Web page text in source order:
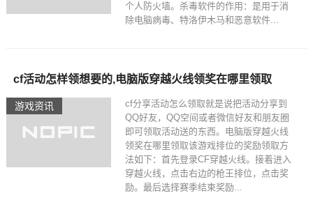
个人防火墙。杀毒软件的作用：是用于消
除电脑病毒、特洛伊木马和恶意软件...
游戏资讯
cf活动怎样领想要的,电脑版穿越火线领奖在哪里领取
cf分享活动怎么领取就是说把活动分享到
QQ好友，QQ空间或者微信好友和朋友圈
即可领取活动送的东西。电脑版穿越火线
领奖在哪里领取该游戏排位的奖励领取方
法如下：首先登录CF穿越火线。接着进入
穿越火线，点击右边的枪王排位，点击奖
励。最后选择赛季结束奖励...